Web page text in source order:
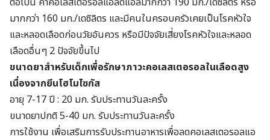
มากกว่า 160 มก./เดซิลิตร และมีคนในครอบครัวเคยเป็นโรคหัวใจ
และหลอดเลือดก่อนวัยอันควร หรือมีปัจจัยเสี่ยงโรคหัวใจและหลอด
เลือดอื่นๆ 2 ปัจจัยขึ้นไป
ขนาดยาสำหรับเด็กเพื่อรักษาภาวะคอเลสเตอรอลในเลือดสูง
เนื่องจากยีนโฮโมไซกัส
อายุ 7-17 ปี : 20 มก. รับประทานวันละครั้ง
ขนาดยาปกติ 5-40 มก. รับประทานวันละครั้ง
การใช้งาน เพื่อเสริมการรับประทานอาหารเพื่อลดคอเลสเตอรอลแอ